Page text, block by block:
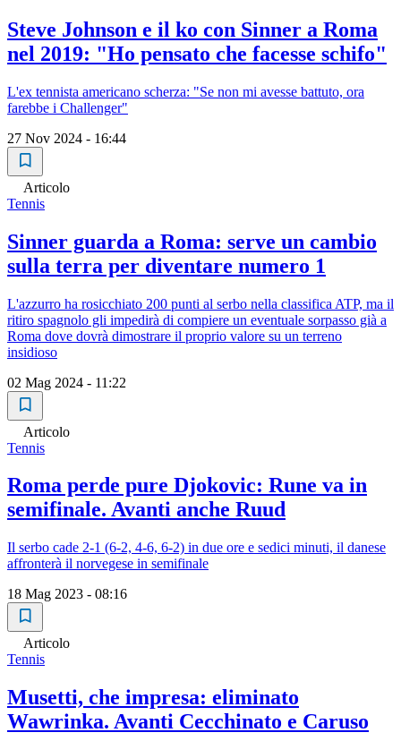
Steve Johnson e il ko con Sinner a Roma
nel 2019: "Ho pensato che facesse schifo"
L'ex tennista americano scherza: "Se non mi avesse battuto, ora
farebbe i Challenger"
27 Nov 2024 - 16:44
Articolo
Tennis
Sinner guarda a Roma: serve un cambio
sulla terra per diventare numero 1
L'azzurro ha rosicchiato 200 punti al serbo nella classifica ATP, ma il
ritiro spagnolo gli impedirà di compiere un eventuale sorpasso già a
Roma dove dovrà dimostrare il proprio valore su un terreno
insidioso
02 Mag 2024 - 11:22
Articolo
Tennis
Roma perde pure Djokovic: Rune va in
semifinale. Avanti anche Ruud
Il serbo cade 2-1 (6-2, 4-6, 6-2) in due ore e sedici minuti, il danese
affronterà il norvegese in semifinale
18 Mag 2023 - 08:16
Articolo
Tennis
Musetti, che impresa: eliminato
Wawrinka. Avanti Cecchinato e Caruso